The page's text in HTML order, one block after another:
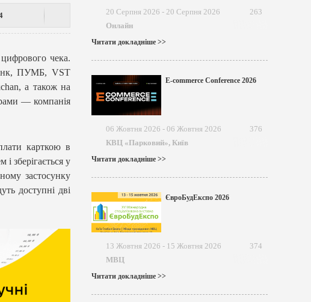
чека.
ПУМБ, VST
а також на
— компанія
карткою в
і зберігається у
застосунку
доступні дві
20 Серпня 2026 - 20 Серпня 2026
263
Онлайн
Читати докладніше >>
E-commerce Conference 2026
06 Жовтня 2026 - 06 Жовтня 2026
376
КВЦ «Парковий», Київ
Читати докладніше >>
ЄвроБудЕкспо 2026
13 Жовтня 2026 - 15 Жовтня 2026
374
МВЦ
Читати докладніше >>